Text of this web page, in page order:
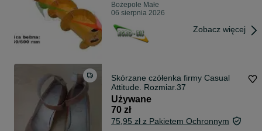
Bożepole Małe
06 sierpnia 2026
Zobacz więcej
Skórzane czółenka firmy Casual
Attitude. Rozmiar.37
Używane
70 zł
75,95 zł z Pakietem Ochronnym